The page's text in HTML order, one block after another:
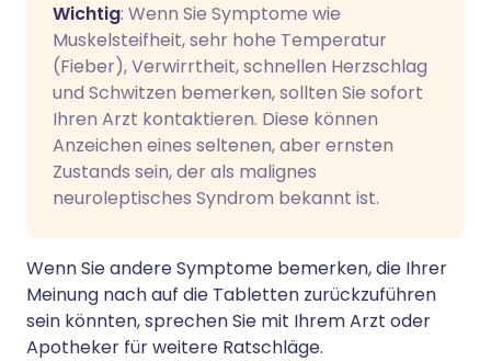
Wichtig: Wenn Sie Symptome wie
Muskelsteifheit, sehr hohe Temperatur
(Fieber), Verwirrtheit, schnellen Herzschlag
und Schwitzen bemerken, sollten Sie sofort
Ihren Arzt kontaktieren. Diese können
Anzeichen eines seltenen, aber ernsten
Zustands sein, der als malignes
neuroleptisches Syndrom bekannt ist.
Wenn Sie andere Symptome bemerken, die Ihrer
Meinung nach auf die Tabletten zurückzuführen
sein könnten, sprechen Sie mit Ihrem Arzt oder
Apotheker für weitere Ratschläge.